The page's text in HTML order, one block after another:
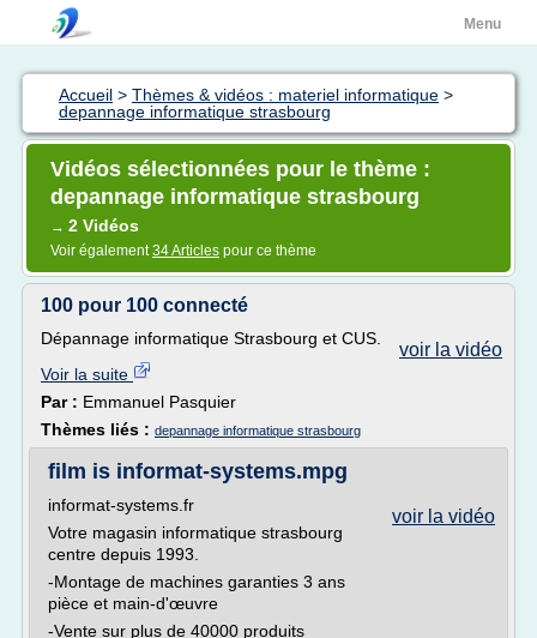
Menu
Accueil > Thèmes & vidéos : materiel informatique >
depannage informatique strasbourg
Vidéos sélectionnées pour le thème :
depannage informatique strasbourg
→ 2 Vidéos
Voir également34 Articles pour ce thème
100 pour 100 connecté
voir la vidéo
Dépannage informatique Strasbourg et CUS.
Voir la suite
Par : Emmanuel Pasquier
Thèmes liés : depannage informatique strasbourg
film is informat-systems.mpg
voir la vidéo
informat-systems.fr
Votre magasin informatique strasbourg
centre depuis 1993.
-Montage de machines garanties 3 ans
pièce et main-d'œuvre
-Vente sur plus de 40000 produits